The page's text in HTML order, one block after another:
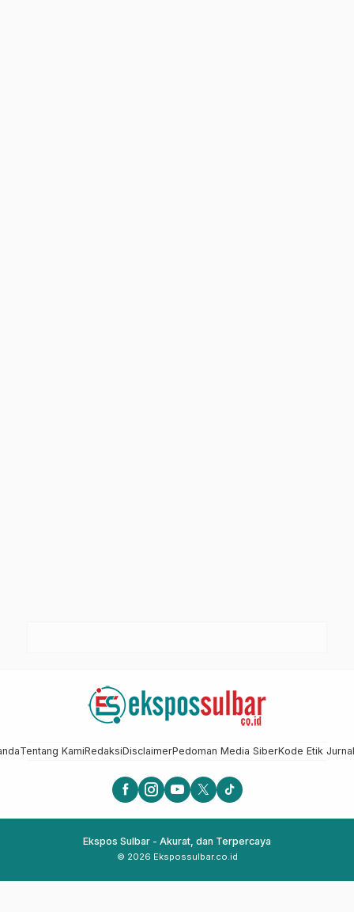
Tentang KamiRedaksiDisclaimerPedoman Media SiberKode Etik
Ekspos Sulbar - Akurat, dan Terpercaya
© 2026 Ekspossulbar.co.id